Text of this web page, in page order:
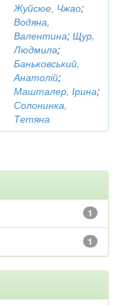
Жуйсюе, Чжао;
Водяна,
Валентина; Щур,
Людмила;
Баньковський,
Анатолій;
Машталер, Ірина;
Солонинка,
Тетяна
1
1